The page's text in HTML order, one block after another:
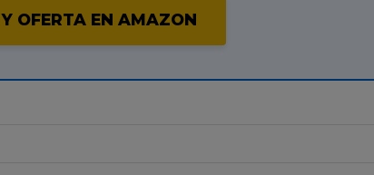
OFERTA EN AMAZON